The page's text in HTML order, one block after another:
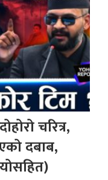
चरित्र,
दबाब,